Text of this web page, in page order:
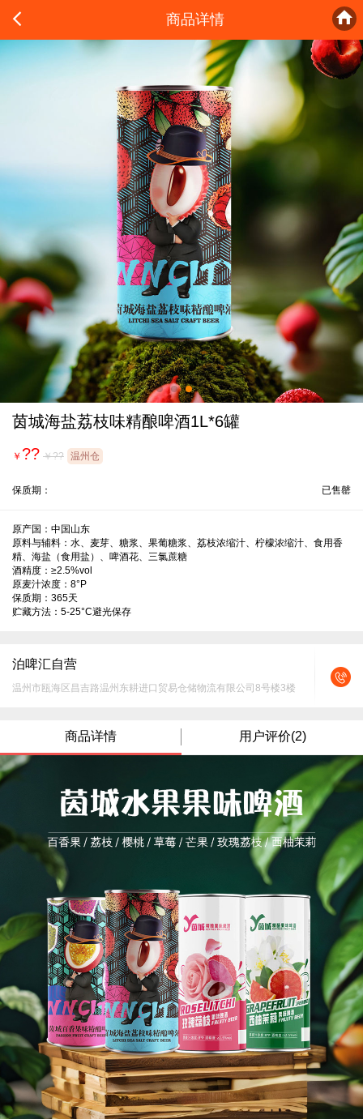
 商品详情 
茵城海盐荔枝味精酿啤酒1L*6罐
￥ ?? ￥?? 温州仓
保质期： 已售罄
原产国：中国山东
原料与辅料：水、麦芽、糖浆、果葡糖浆、荔枝浓缩汁、柠檬浓缩汁、食用香
精、海盐（食用盐）、啤酒花、三氯蔗糖
酒精度：≥2.5%vol
原麦汁浓度：8°P
保质期：365天
贮藏方法：5-25°C避光保存
泊啤汇自营
温州市瓯海区昌吉路温州东耕进口贸易仓储物流有限公司8号楼3楼
商品详情 用户评价(2)